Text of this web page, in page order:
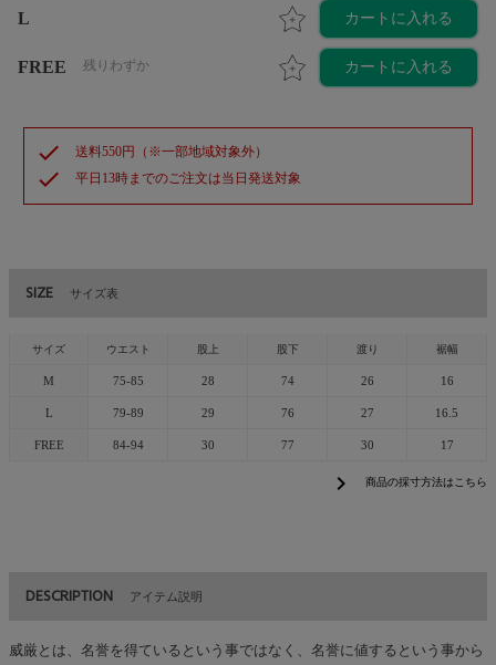
L カートに入れる
FREE 残りわずか カートに入れる
check 送料550円（※一部地域対象外）
check 平日13時までのご注文は当日発送対象
SIZE サイズ表
サイズ ウエスト 股上 股下 渡り 裾幅
M 75-85 28 74 26 16
L 79-89 29 76 27 16.5
FREE 84-94 30 77 30 17
chevron_right 商品の採寸方法はこちら
DESCRIPTION アイテム説明
威厳とは、名誉を得ているという事ではなく、名誉に値するという事から